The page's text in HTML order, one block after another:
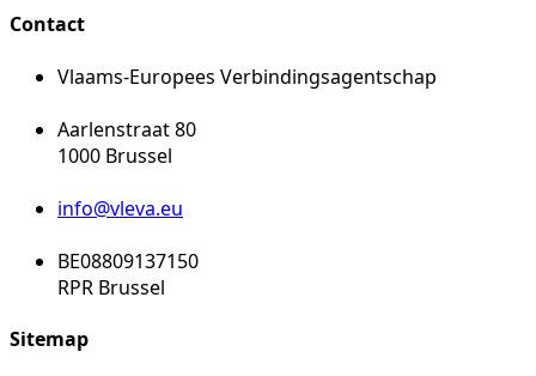
Contact
Vlaams-Europees Verbindingsagentschap
Aarlenstraat 80
1000 Brussel
info@vleva.eu
BE08809137150
RPR Brussel
Sitemap